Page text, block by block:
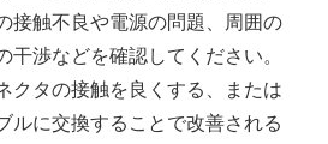
接触不良や電源の問題、周囲の
干渉などを確認してください。
クタの接触を良くする、または
ルに交換することで改善される